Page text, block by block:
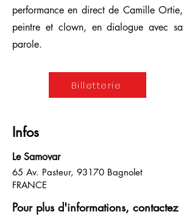
performance en direct de Camille Ortie,
peintre et clown, en dialogue avec sa
parole.
Billetterie
Infos
Le Samovar
65 Av. Pasteur, 93170 Bagnolet
FRANCE
Pour plus d'informations, contactez